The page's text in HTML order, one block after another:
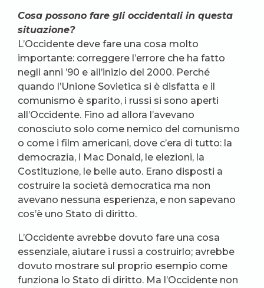
Cosa possono fare gli occidentali in questa
situazione?
L’Occidente deve fare una cosa molto
importante: correggere l’errore che ha fatto
negli anni ’90 e all’inizio del 2000. Perché
quando l’Unione Sovietica si è disfatta e il
comunismo è sparito, i russi si sono aperti
all’Occidente. Fino ad allora l’avevano
conosciuto solo come nemico del comunismo
o come i film americani, dove c’era di tutto: la
democrazia, i Mac Donald, le elezioni, la
Costituzione, le belle auto. Erano disposti a
costruire la società democratica ma non
avevano nessuna esperienza, e non sapevano
cos’è uno Stato di diritto.
L’Occidente avrebbe dovuto fare una cosa
essenziale, aiutare i russi a costruirlo; avrebbe
dovuto mostrare sul proprio esempio come
funziona lo Stato di diritto. Ma l’Occidente non